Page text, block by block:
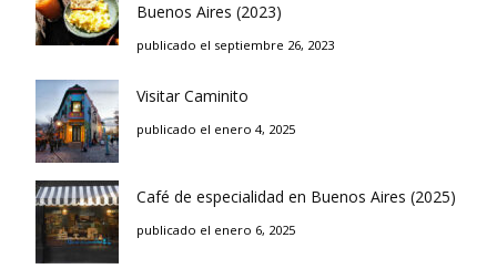
Buenos Aires (2023)
publicado el septiembre 26, 2023
Visitar Caminito
publicado el enero 4, 2025
Café de especialidad en Buenos Aires (2025)
publicado el enero 6, 2025